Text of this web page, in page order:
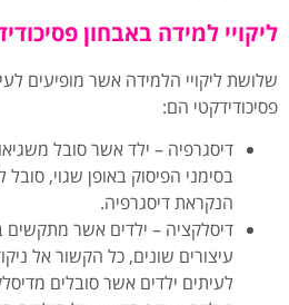
ליקויי למידה באבחון
שלושת ליקויי הלמידה אשר מופיעים
פסיכודידקטי הם:
דיסגרפיה – ילד אשר סובל
בסימני הפיסוק באופן שגוי,
הנקראת דיסגרפיה.
דיסלקציה – ילדים אשר מתקשים
עיצורים שונים, כל הקשור אל
לעיתים ילדים אשר סובלים